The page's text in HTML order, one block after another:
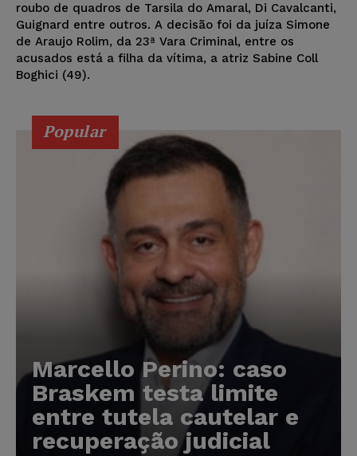
roubo de quadros de Tarsila do Amaral, Di Cavalcanti,
Guignard entre outros. A decisão foi da juíza Simone
de Araujo Rolim, da 23ª Vara Criminal, entre os
acusados está a filha da vítima, a atriz Sabine Coll
Boghici (49).
Popular
Marcello Perino: caso
Braskem testa limite
entre tutela cautelar e
recuperação judicial